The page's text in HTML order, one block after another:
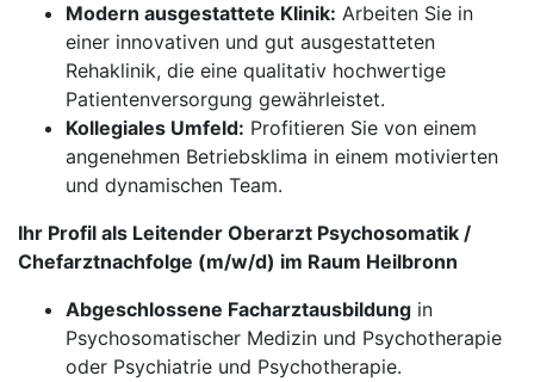
Modern ausgestattete Klinik: Arbeiten Sie in
einer innovativen und gut ausgestatteten
Rehaklinik, die eine qualitativ hochwertige
Patientenversorgung gewährleistet.
Kollegiales Umfeld: Profitieren Sie von einem
angenehmen Betriebsklima in einem motivierten
und dynamischen Team.
Ihr Profil als Leitender Oberarzt Psychosomatik /
Chefarztnachfolge (m/w/d) im Raum Heilbronn
Abgeschlossene Facharztausbildung in
Psychosomatischer Medizin und Psychotherapie
oder Psychiatrie und Psychotherapie.